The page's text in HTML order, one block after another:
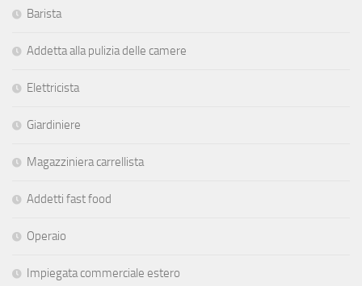
Barista
Addetta alla pulizia delle camere
Elettricista
Giardiniere
Magazziniera carrellista
Addetti fast food
Operaio
Impiegata commerciale estero